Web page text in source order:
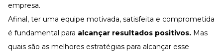
Materiais Gratuitos
empresa.
Afinal, ter uma equipe motivada, satisfeita e comprometida
é fundamental para alcançar resultados positivos. Mas
quais são as melhores estratégias para alcançar esse